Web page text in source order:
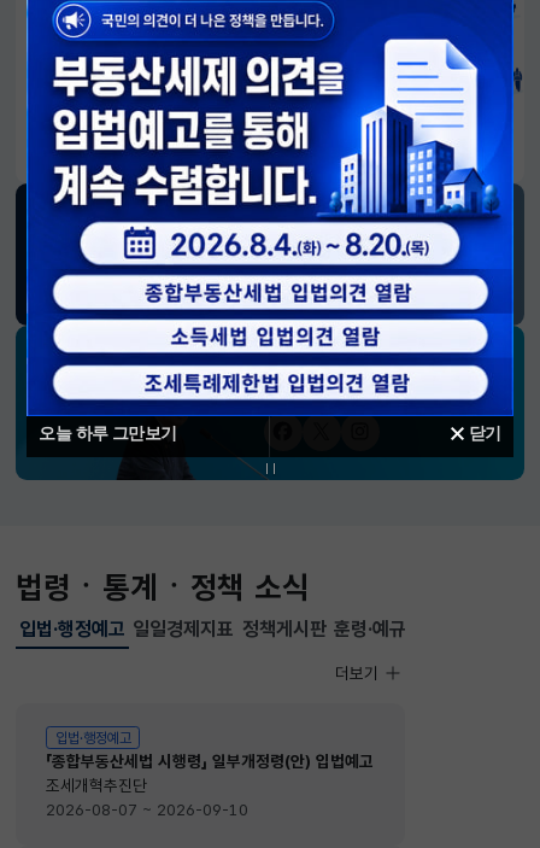
오늘 하루 그만보기 닫기
알림판
국민이 만든 대전환의 길-회복과 도약, 모두의 1년
재정경제부 SNS 소식
블로그페이스북트위터(X)유튜브인스타그램
소통하는 경제 리더 구윤철 장관의
SNS 채널
법령ㆍ통계ㆍ정책 소식
입법·행정예고
선택됨
입법·행정예고
입법·행정예고
「종합부동산세법 시행령」 일부개정령(안) 입법예고
조세개혁추진단
2026-08-07 ~ 2026-09-10
입법·행정예고
더보기
일일경제지표 정책게시판 훈령·예규